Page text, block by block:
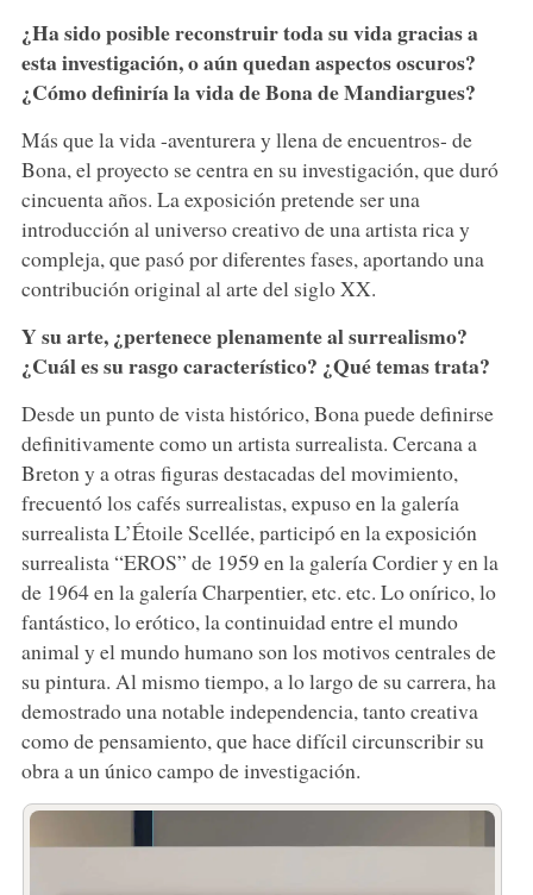
¿Ha sido posible reconstruir toda su vida gracias a
esta investigación, o aún quedan aspectos oscuros?
¿Cómo definiría la vida de Bona de Mandiargues?
Más que la vida -aventurera y llena de encuentros- de
Bona, el proyecto se centra en su investigación, que duró
cincuenta años. La exposición pretende ser una
introducción al universo creativo de una artista rica y
compleja, que pasó por diferentes fases, aportando una
contribución original al arte del siglo XX.
Y su arte, ¿pertenece plenamente al surrealismo?
¿Cuál es su rasgo característico? ¿Qué temas trata?
Desde un punto de vista histórico, Bona puede definirse
definitivamente como un artista surrealista. Cercana a
Breton y a otras figuras destacadas del movimiento,
frecuentó los cafés surrealistas, expuso en la galería
surrealista L’Étoile Scellée, participó en la exposición
surrealista “EROS” de 1959 en la galería Cordier y en la
de 1964 en la galería Charpentier, etc. etc. Lo onírico, lo
fantástico, lo erótico, la continuidad entre el mundo
animal y el mundo humano son los motivos centrales de
su pintura. Al mismo tiempo, a lo largo de su carrera, ha
demostrado una notable independencia, tanto creativa
como de pensamiento, que hace difícil circunscribir su
obra a un único campo de investigación.